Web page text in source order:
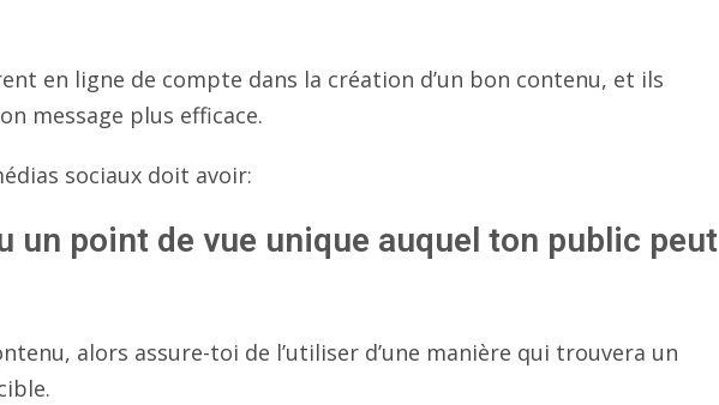
en ligne de compte dans la création d’un bon contenu, et ils
message plus efficace.
sociaux doit avoir:
un point de vue unique auquel ton public peut
alors assure-toi de l’utiliser d’une manière qui trouvera un